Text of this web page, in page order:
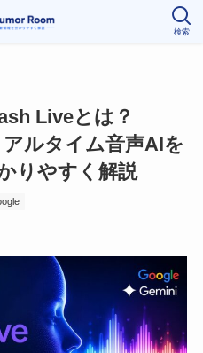
検索
Liveとは？
ルタイム音声AIを
りやすく解説